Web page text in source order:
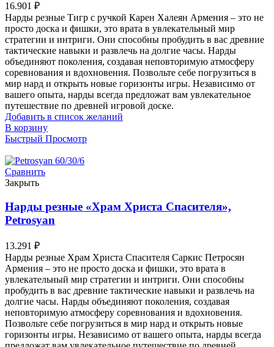
16.901 ₽
Нарды резные Тигр с ручкой Карен Халеян Армения – это не
просто доска и фишки, это врата в увлекательный мир
стратегии и интриги. Они способны пробудить в вас древние
тактические навыки и развлечь на долгие часы. Нарды
объединяют поколения, создавая неповторимую атмосферу
соревнования и вдохновения. Позвольте себе погрузиться в
мир нард и открыть новые горизонты игры. Независимо от
вашего опыта, нарды всегда предложат вам увлекательное
путешествие по древней игровой доске.
Добавить в список желаний
В корзину
Быстрый Просмотр
Сравнить
Закрыть
Нарды резные «Храм Христа Спасителя»,
Petrosyan
13.291 ₽
Нарды резные Храм Христа Спасителя Саркис Петросян
Армения – это не просто доска и фишки, это врата в
увлекательный мир стратегии и интриги. Они способны
пробудить в вас древние тактические навыки и развлечь на
долгие часы. Нарды объединяют поколения, создавая
неповторимую атмосферу соревнования и вдохновения.
Позвольте себе погрузиться в мир нард и открыть новые
горизонты игры. Независимо от вашего опыта, нарды всегда